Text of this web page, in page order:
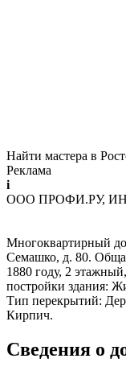
Найти мастера в
Реклама
i
ООО ПРОФИ.РУ, ИНН
Многоквартирный
Семашко, д. 80.
1880 году, 2
постройки здания:
Тип перекрытий:
Кирпич.
Сведения о